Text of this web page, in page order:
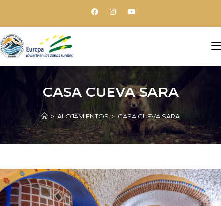
CASA CUEVA SARA
> ALOJAMIENTOS > CASA CUEVA SARA